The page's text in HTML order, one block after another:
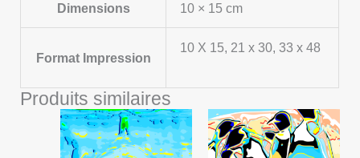
Dimensions 10 × 15 cm
Format Impression
10 X 15, 21 x 30, 33 x 48
Produits similaires